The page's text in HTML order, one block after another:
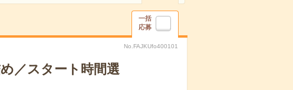
一括
応募
No.FAJKUfo400101
／スタート時間選